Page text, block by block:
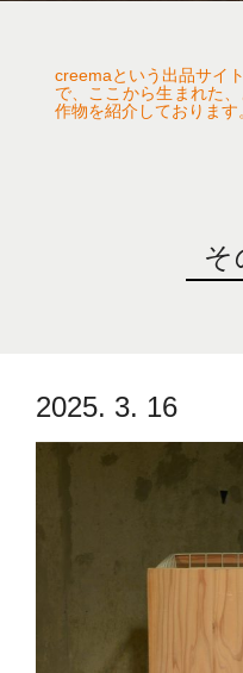
230510天板
creemaという出品サイ
で、ここから生まれた
作物を紹介しております
そ
2025. 3. 16